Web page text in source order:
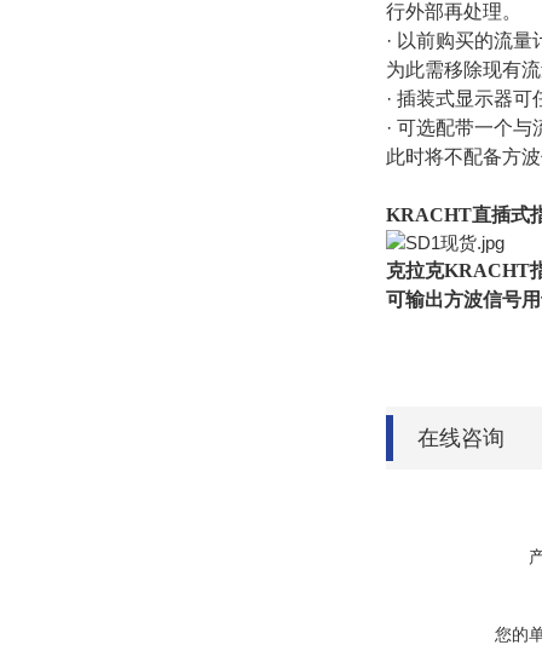
行外部再处理。
· 以前购买的流
为此需移除现有
· 插装式显示器
· 可选配带一个
此时将不配备方
KRACHT直插式
克拉克KRACHT
可输出方波信号
在线咨询
您的